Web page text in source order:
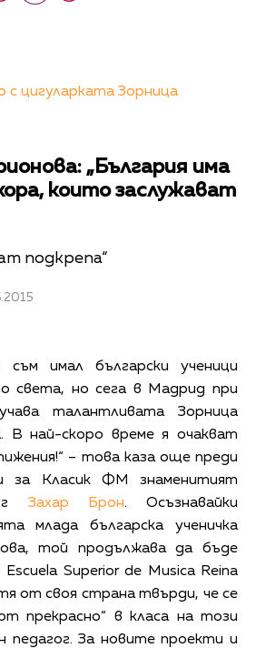
цигуларката Зорница
„България има
които заслужават
подкрепа“
имал български ученици
света, но сега в Мадрид при
талантливата Зорница
В най-скоро време я очакват
– това каза още преди
за Класик ФМ знаменитият
Захар Брон. Осъзнавайки
млада българска ученичка
той продължава да бъде
Superior de Musica Reina
от своя страна твърди, че се
прекрасно“ в класа на този
педагог. За новите проекти и